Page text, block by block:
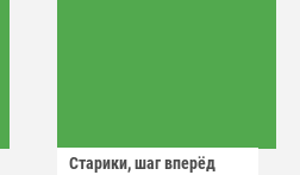
Старики, шаг вперёд